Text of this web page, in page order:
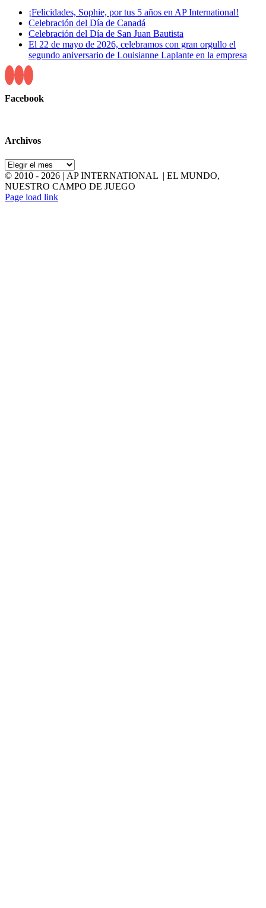
¡Felicidades, Sophie, por tus 5 años en AP International!
Celebración del Día de Canadá
Celebración del Día de San Juan Bautista
El 22 de mayo de 2026, celebramos con gran orgullo el
segundo aniversario de Louisianne Laplante en la empresa
Facebook
Archivos
Archivos
© 2010 - 2026 | AP INTERNATIONAL | EL MUNDO,
NUESTRO CAMPO DE JUEGO
LinkedIn
YouTube
Page load link